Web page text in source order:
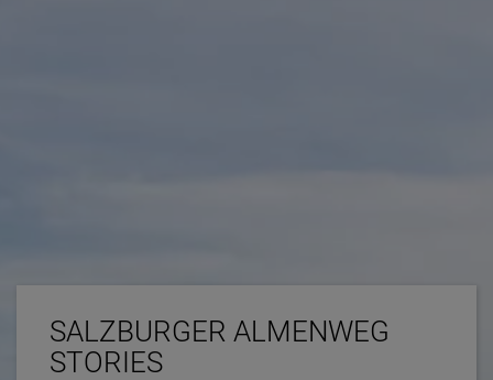
SALZBURGER ALMENWEG
STORIES